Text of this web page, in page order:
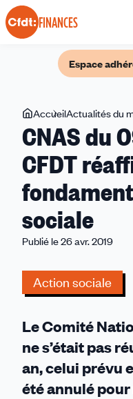
Panneau de gestion des
FINANCES
Espace
Vous
êtes
ici
AccueilActualités du
CNAS du
CFDT
sociale
Publié le 26 avr. 2019
Action sociale
Le Comité
ne s’était pas
an, celui prévu
été annulé